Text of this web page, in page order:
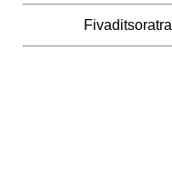
Fivaditsoratra